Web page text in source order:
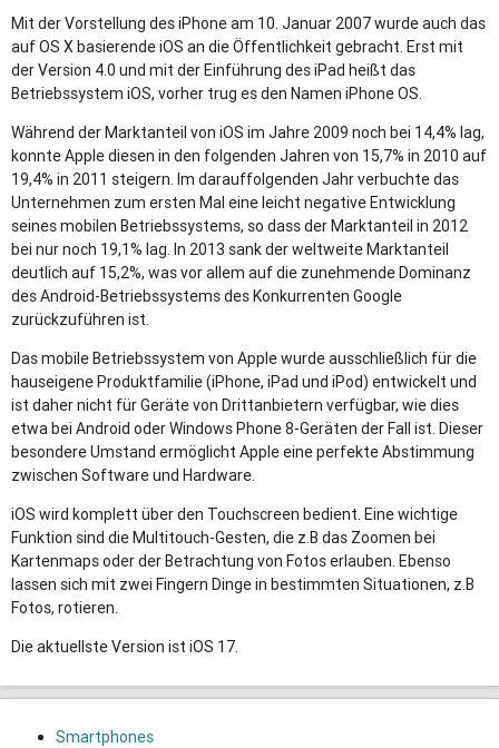
Mit der Vorstellung des iPhone am 10. Januar 2007 wurde auch das
auf OS X basierende iOS an die Öffentlichkeit gebracht. Erst mit
der Version 4.0 und mit der Einführung des iPad heißt das
Betriebssystem iOS, vorher trug es den Namen iPhone OS.
Während der Marktanteil von iOS im Jahre 2009 noch bei 14,4% lag,
konnte Apple diesen in den folgenden Jahren von 15,7% in 2010 auf
19,4% in 2011 steigern. Im darauffolgenden Jahr verbuchte das
Unternehmen zum ersten Mal eine leicht negative Entwicklung
seines mobilen Betriebssystems, so dass der Marktanteil in 2012
bei nur noch 19,1% lag. In 2013 sank der weltweite Marktanteil
deutlich auf 15,2%, was vor allem auf die zunehmende Dominanz
des Android-Betriebssystems des Konkurrenten Google
zurückzuführen ist.
Das mobile Betriebssystem von Apple wurde ausschließlich für die
hauseigene Produktfamilie (iPhone, iPad und iPod) entwickelt und
ist daher nicht für Geräte von Drittanbietern verfügbar, wie dies
etwa bei Android oder Windows Phone 8-Geräten der Fall ist. Dieser
besondere Umstand ermöglicht Apple eine perfekte Abstimmung
zwischen Software und Hardware.
iOS wird komplett über den Touchscreen bedient. Eine wichtige
Funktion sind die Multitouch-Gesten, die z.B das Zoomen bei
Kartenmaps oder der Betrachtung von Fotos erlauben. Ebenso
lassen sich mit zwei Fingern Dinge in bestimmten Situationen, z.B
Fotos, rotieren.
Die aktuellste Version ist iOS 17.
Smartphones